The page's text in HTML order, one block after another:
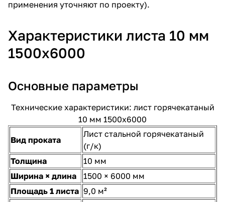
применения уточняют по проекту).
Характеристики листа 10 мм
1500х6000
Основные параметры
Технические характеристики: лист горячекатаный
10 мм 1500х6000
Вид проката
Лист стальной горячекатаный
(г/к)
Толщина
10 мм
Ширина × длина
1500 × 6000 мм
Площадь 1 листа 9,0 м²